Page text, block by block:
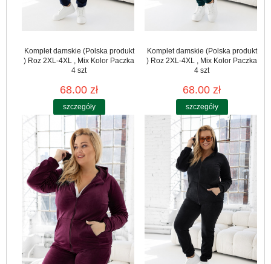
Komplet damskie (Polska produkt
) Roz 2XL-4XL , Mix Kolor Paczka
4 szt
68.00 zł
szczegóły
Komplet damskie (Polska produkt
) Roz 2XL-4XL , Mix Kolor Paczka
4 szt
68.00 zł
szczegóły